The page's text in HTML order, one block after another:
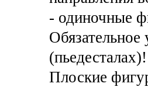
- одиночные
(пьедесталах)!
Плоские